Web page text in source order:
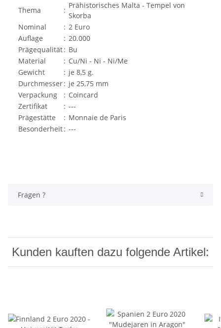
Thema :
Prähistorisches Malta - Tempel von
Skorba
Nominal
: 2 Euro
Auflage
: 20.000
Prägequalität: Bu
Material
: Cu/Ni - Ni - Ni/Me
Gewicht
: je 8,5 g.
Durchmesser: je 25,75 mm
Verpackung
: Coincard
Zertifikat
: ---
Prägestätte
: Monnaie de Paris
Besonderheit: ---
Fragen ?
Kunden kauften dazu folgende Artikel: